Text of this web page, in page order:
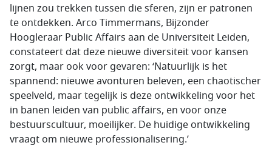
lijnen zou trekken tussen die sferen, zijn er patronen
te ontdekken. Arco Timmermans, Bijzonder
Hoogleraar Public Affairs aan de Universiteit Leiden,
constateert dat deze nieuwe diversiteit voor kansen
zorgt, maar ook voor gevaren: ‘Natuurlijk is het
spannend: nieuwe avonturen beleven, een chaotischer
speelveld, maar tegelijk is deze ontwikkeling voor het
in banen leiden van public affairs, en voor onze
bestuurscultuur, moeilijker. De huidige ontwikkeling
vraagt om nieuwe professionalisering.’